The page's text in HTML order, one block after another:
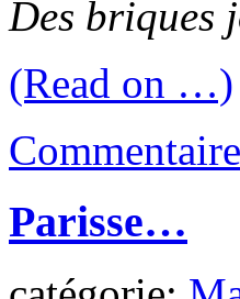
Des briques
(Read on …)
Parisse…